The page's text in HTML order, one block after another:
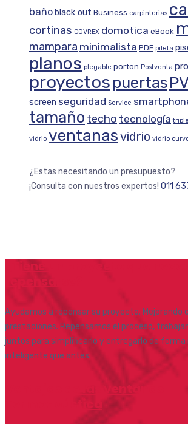
baño black out Business carpinterias
cortinas COVREX domotica eBook
mampara minimalista PDF pileta
planos plegable porton Postventa
proyectos puertas
screen seguridad Service
tamaño techo tecnología
vidrio ventanasvidrio vidrio
¿Estas necesitando un presupuesto?
¡Consulta con nuestros expertos! 011
¿Tiene un proyecto que
repensarse?
Ayudamos a repensar su proyecto. Mejorando
prestaciones. Repensamos el proceso,
juntos para simplificarlo y entregarlo de forma
inteligente que antes.
Ventajas de las ventanas
Termoacústica